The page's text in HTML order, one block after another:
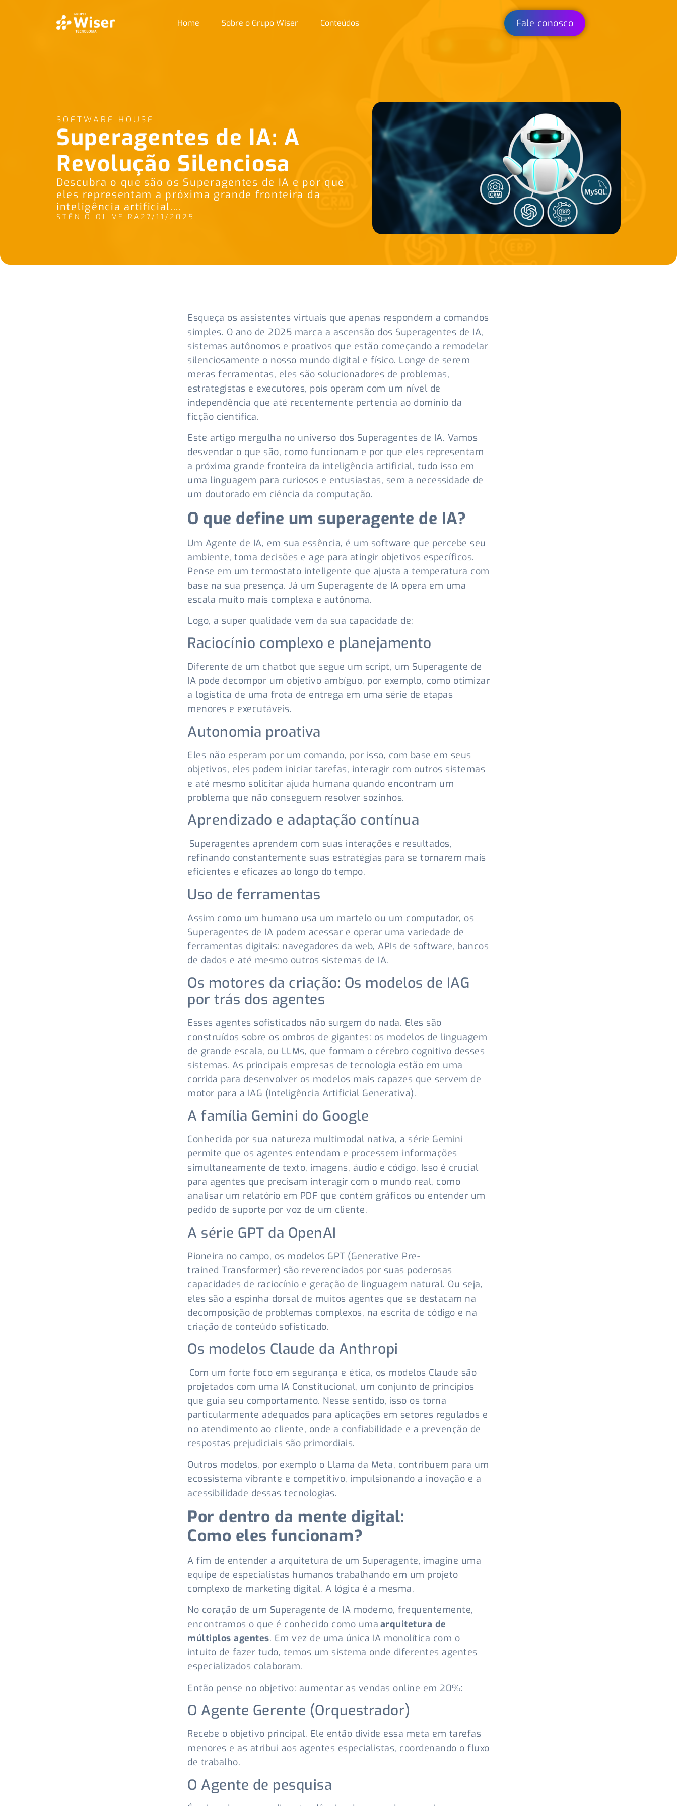
Home Sobre o Grupo Wiser Conteúdos Fale conosco
SOFTWARE HOUSE
Superagentes de IA: A
Revolução Silenciosa
Descubra o que são os Superagentes de IA e por que
eles representam a próxima grande fronteira da
inteligência artificial....
STÊNIO OLIVEIRA 27/11/2025
Esqueça os assistentes virtuais que apenas respondem a comandos
simples. O ano de 2025 marca a ascensão dos Superagentes de IA,
sistemas autônomos e proativos que estão começando a remodelar
silenciosamente o nosso mundo digital e físico. Longe de serem
meras ferramentas, eles são solucionadores de problemas,
estrategistas e executores, pois operam com um nível de
independência que até recentemente pertencia ao domínio da
ficção científica.
Este artigo mergulha no universo dos Superagentes de IA. Vamos
desvendar o que são, como funcionam e por que eles representam
a próxima grande fronteira da inteligência artificial, tudo isso em
uma linguagem para curiosos e entusiastas, sem a necessidade de
um doutorado em ciência da computação.
O que define um superagente de IA?
Um Agente de IA, em sua essência, é um software que percebe seu
ambiente, toma decisões e age para atingir objetivos específicos.
Pense em um termostato inteligente que ajusta a temperatura com
base na sua presença. Já um Superagente de IA opera em uma
escala muito mais complexa e autônoma.
Logo, a super qualidade vem da sua capacidade de:
Raciocínio complexo e planejamento
Diferente de um chatbot que segue um script, um Superagente de
IA pode decompor um objetivo ambíguo, por exemplo, como otimizar
a logística de uma frota de entrega em uma série de etapas
menores e executáveis.
Autonomia proativa
Eles não esperam por um comando, por isso, com base em seus
objetivos, eles podem iniciar tarefas, interagir com outros sistemas
e até mesmo solicitar ajuda humana quando encontram um
problema que não conseguem resolver sozinhos.
Aprendizado e adaptação contínua
Superagentes aprendem com suas interações e resultados,
refinando constantemente suas estratégias para se tornarem mais
eficientes e eficazes ao longo do tempo.
Uso de ferramentas
Assim como um humano usa um martelo ou um computador, os
Superagentes de IA podem acessar e operar uma variedade de
ferramentas digitais: navegadores da web, APIs de software, bancos
de dados e até mesmo outros sistemas de IA.
Os motores da criação: Os modelos de IAG
por trás dos agentes
Esses agentes sofisticados não surgem do nada. Eles são
construídos sobre os ombros de gigantes: os modelos de linguagem
de grande escala, ou LLMs, que formam o cérebro cognitivo desses
sistemas. As principais empresas de tecnologia estão em uma
corrida para desenvolver os modelos mais capazes que servem de
motor para a IAG (Inteligência Artificial Generativa).
A família Gemini do Google
Conhecida por sua natureza multimodal nativa, a série Gemini
permite que os agentes entendam e processem informações
simultaneamente de texto, imagens, áudio e código. Isso é crucial
para agentes que precisam interagir com o mundo real, como
analisar um relatório em PDF que contém gráficos ou entender um
pedido de suporte por voz de um cliente.
A série GPT da OpenAI
Pioneira no campo, os modelos GPT (Generative Pre-
trained Transformer) são reverenciados por suas poderosas
capacidades de raciocínio e geração de linguagem natural. Ou seja,
eles são a espinha dorsal de muitos agentes que se destacam na
decomposição de problemas complexos, na escrita de código e na
criação de conteúdo sofisticado.
Os modelos Claude da Anthropi
Com um forte foco em segurança e ética, os modelos Claude são
projetados com uma IA Constitucional, um conjunto de princípios
que guia seu comportamento. Nesse sentido, isso os torna
particularmente adequados para aplicações em setores regulados e
no atendimento ao cliente, onde a confiabilidade e a prevenção de
respostas prejudiciais são primordiais.
Outros modelos, por exemplo o Llama da Meta, contribuem para um
ecossistema vibrante e competitivo, impulsionando a inovação e a
acessibilidade dessas tecnologias.
Por dentro da mente digital:
Como eles funcionam?
A fim de entender a arquitetura de um Superagente, imagine uma
equipe de especialistas humanos trabalhando em um projeto
complexo de marketing digital. A lógica é a mesma.
No coração de um Superagente de IA moderno, frequentemente,
encontramos o que é conhecido como uma arquitetura de
múltiplos agentes. Em vez de uma única IA monolítica com o
intuito de fazer tudo, temos um sistema onde diferentes agentes
especializados colaboram.
Então pense no objetivo: aumentar as vendas online em 20%:
O Agente Gerente (Orquestrador)
Recebe o objetivo principal. Ele então divide essa meta em tarefas
menores e as atribui aos agentes especialistas, coordenando o fluxo
de trabalho.
O Agente de pesquisa